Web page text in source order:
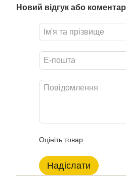
Новий відгук або коментар
Оцініть товар
Надіслати